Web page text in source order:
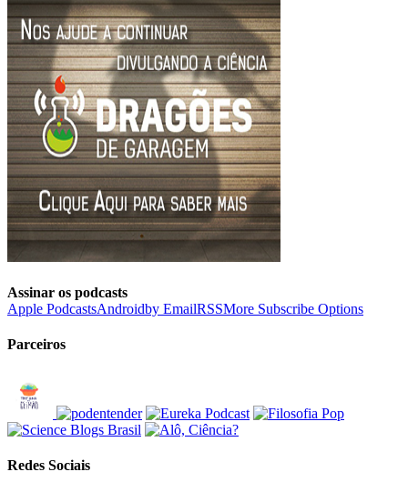
Assinar os podcasts
Apple PodcastsAndroidby EmailRSSMore Subscribe Options
Parceiros
Redes Sociais